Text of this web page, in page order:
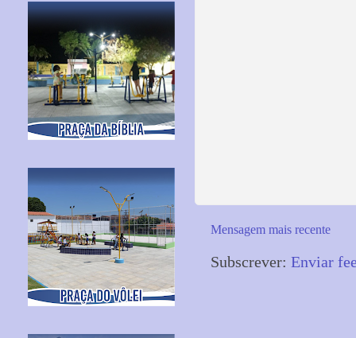
Mensagem mais recente
Subscrever: Enviar